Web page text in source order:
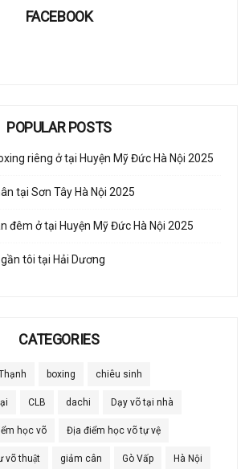
FACEBOOK
POPULAR POSTS
riêng ở tại Huyện Mỹ Đức Hà Nội 2025
tại Sơn Tây Hà Nội 2025
đêm ở tại Huyện Mỹ Đức Hà Nội 2025
tôi tại Hải Dương
CATEGORIES
boxing chiêu sinh
CLB dachi Dạy võ tại nhà
học võ Địa điểm học võ tự vệ
võ thuật giảm cân Gò Vấp Hà Nội